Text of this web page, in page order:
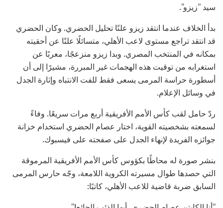
سيد “زيزو”.
بدأ الخلاف عندما انتقد زيزو ​​علنًا تحليل الحضري. وكان الحضري
قد انتقد تراجع مستوى لاعب الأهلي، متسائلًا علنًا عن أحقيته
بمكانه في المنتخب المصري. وبدا زيزو ​​منزعجًا، معربًا عن
استغرابه من توقيت هذه الهجمات غير المبررة، مشيرًا إلى أن
أسطورة حراسة المرمى يسعى فقط للفت الانتباه وإثارة الجدل
في وسائل الإعلام.
ردّ حامل لقب كأس الأمم الأفريقية أربع مرات سريعًا. وفاءً
لسمعته بشخصيته القوية، اختار عصام الحضري استخدام خزانة
جوائزه الفريدة لإنهاء الجدل على صفحته على فيسبوك.
بنشر صورة له محاطًا بكؤوس كأس الأمم الأفريقية المرموقة
التي حصدها طوال مسيرته الكروية اللامعة، وجّه حارس المرمى
السابق ضربة قاضية للاعب الأهلي، كاتبًا: